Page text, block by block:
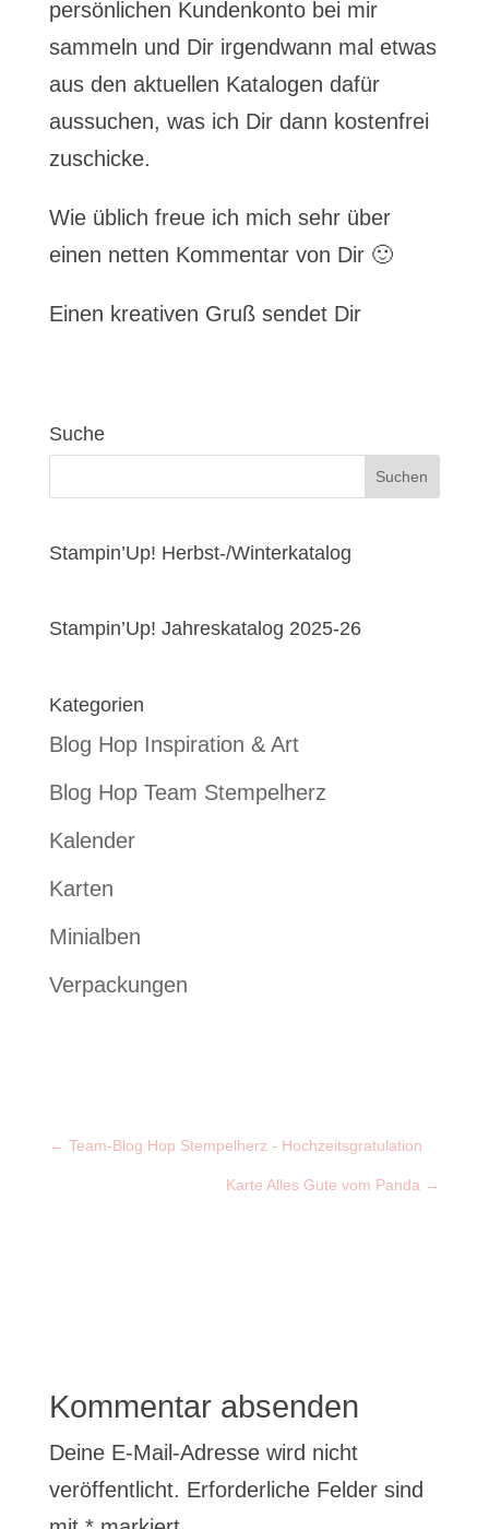
persönlichen Kundenkonto bei mir
sammeln und Dir irgendwann mal etwas
aus den aktuellen Katalogen dafür
aussuchen, was ich Dir dann kostenfrei
zuschicke.
Wie üblich freue ich mich sehr über
einen netten Kommentar von Dir 🙂
Einen kreativen Gruß sendet Dir
Suche
Stampin’Up! Herbst-/Winterkatalog
Stampin’Up! Jahreskatalog 2025-26
Kategorien
Blog Hop Inspiration & Art
Blog Hop Team Stempelherz
Kalender
Karten
Minialben
Verpackungen
← Team-Blog Hop Stempelherz - Hochzeitsgratulation
Karte Alles Gute vom Panda →
Kommentar absenden
Deine E-Mail-Adresse wird nicht
veröffentlicht. Erforderliche Felder sind